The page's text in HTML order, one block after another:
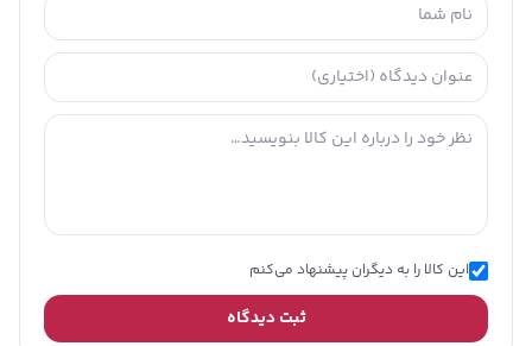
این کالا را به دیگران پیشنهاد می‌کنم
ثبت دیدگاه